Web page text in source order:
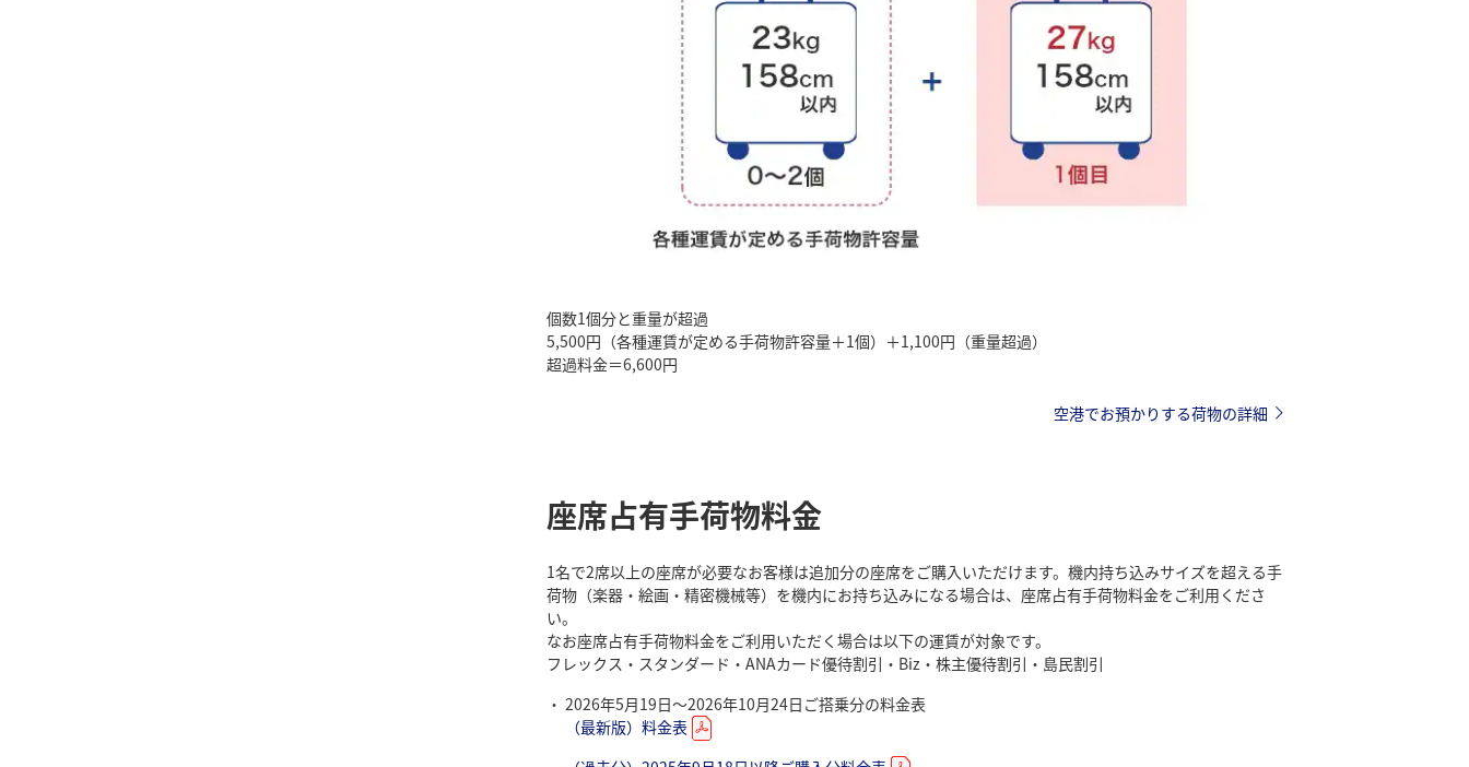
個数1個分と重量が超過
5,500円（各種運賃が定める手荷物許容量＋1個）＋1,100円（重量超過）
超過料金＝6,600円
空港でお預かりする荷物の詳細
座席占有手荷物料金
1名で2席以上の座席が必要なお客様は追加分の座席をご購入いただけます。機内持ち込みサイズを超える手
荷物（楽器・絵画・精密機械等）を機内にお持ち込みになる場合は、座席占有手荷物料金をご利用くださ
い。
なお座席占有手荷物料金をご利用いただく場合は以下の運賃が対象です。
フレックス・スタンダード・ANAカード優待割引・Biz・株主優待割引・島民割引
2026年5月19日～2026年10月24日ご搭乗分の料金表
（最新版）料金表